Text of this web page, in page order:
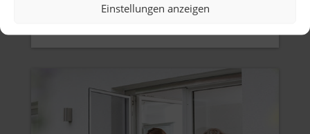
Einstellungen anzeigen